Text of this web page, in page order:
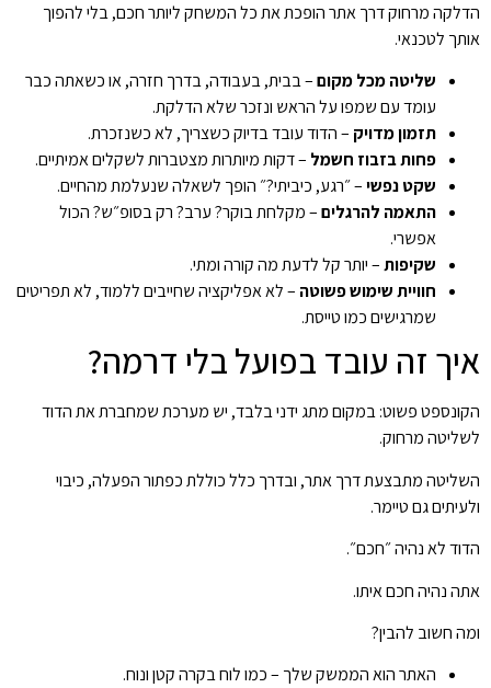
הדלקה מרחוק דרך אתר הופכת את כל המשחק ליותר חכם, בלי להפוך
אותך לטכנאי.
שליטה מכל מקום– בבית, בעבודה, בדרך חזרה, או כשאתה כבר
עומד עם שמפו על הראש ונזכר שלא הדלקת.
תזמון מדויק – הדוד עובד בדיוק כשצריך, לא כשנזכרת.
פחות בזבוז חשמל – דקות מיותרות מצטברות לשקלים אמיתיים.
שקט נפשי– ״רגע, כיביתי?״ הופך לשאלה שנעלמת מהחיים.
התאמה להרגלים– מקלחת בוקר? ערב? רק בסופ״ש? הכול
אפשרי.
שקיפות– יותר קל לדעת מה קורה ומתי.
חוויית שימוש פשוטה – לא אפליקציה שחייבים ללמוד, לא תפריטים
שמרגישים כמו טייסת.
איך זה עובד בפועל בלי דרמה?
הקונספט פשוט: במקום מתג ידני בלבד, יש מערכת שמחברת את הדוד
לשליטה מרחוק.
השליטה מתבצעת דרך אתר, ובדרך כלל כוללת כפתור הפעלה, כיבוי
ולעיתים גם טיימר.
הדוד לא נהיה ״חכם״.
אתה נהיה חכם איתו.
ומה חשוב להבין?
האתר הוא הממשק שלך – כמו לוח בקרה קטן ונוח.